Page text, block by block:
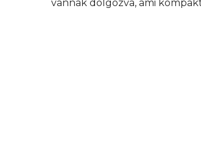
vannak dolgozva, ami